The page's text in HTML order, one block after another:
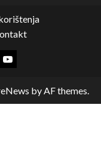
by AF themes.